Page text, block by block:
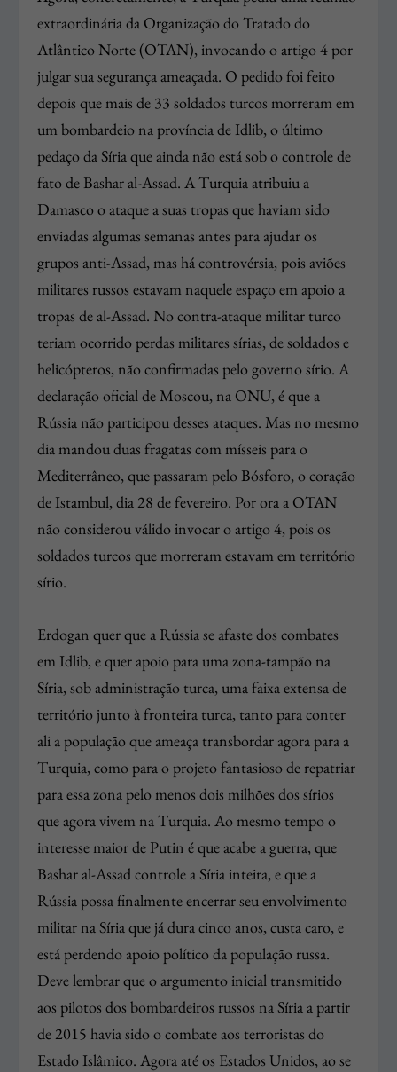
extraordinária da Organização do Tratado do
Atlântico Norte (OTAN), invocando o artigo 4 por
julgar sua segurança ameaçada. O pedido foi feito
depois que mais de 33 soldados turcos morreram em
um bombardeio na província de Idlib, o último
pedaço da Síria que ainda não está sob o controle de
fato de Bashar al-Assad. A Turquia atribuiu a
Damasco o ataque a suas tropas que haviam sido
enviadas algumas semanas antes para ajudar os
grupos anti-Assad, mas há controvérsia, pois aviões
militares russos estavam naquele espaço em apoio a
tropas de al-Assad. No contra-ataque militar turco
teriam ocorrido perdas militares sírias, de soldados e
helicópteros, não confirmadas pelo governo sírio. A
declaração oficial de Moscou, na ONU, é que a
Rússia não participou desses ataques. Mas no mesmo
dia mandou duas fragatas com mísseis para o
Mediterrâneo, que passaram pelo Bósforo, o coração
de Istambul, dia 28 de fevereiro. Por ora a OTAN
não considerou válido invocar o artigo 4, pois os
soldados turcos que morreram estavam em território
sírio.
Erdogan quer que a Rússia se afaste dos combates
em Idlib, e quer apoio para uma zona-tampão na
Síria, sob administração turca, uma faixa extensa de
território junto à fronteira turca, tanto para conter
ali a população que ameaça transbordar agora para a
Turquia, como para o projeto fantasioso de repatriar
para essa zona pelo menos dois milhões dos sírios
que agora vivem na Turquia. Ao mesmo tempo o
interesse maior de Putin é que acabe a guerra, que
Bashar al-Assad controle a Síria inteira, e que a
Rússia possa finalmente encerrar seu envolvimento
militar na Síria que já dura cinco anos, custa caro, e
está perdendo apoio político da população russa.
Deve lembrar que o argumento inicial transmitido
aos pilotos dos bombardeiros russos na Síria a partir
de 2015 havia sido o combate aos terroristas do
Estado Islâmico. Agora até os Estados Unidos, ao se